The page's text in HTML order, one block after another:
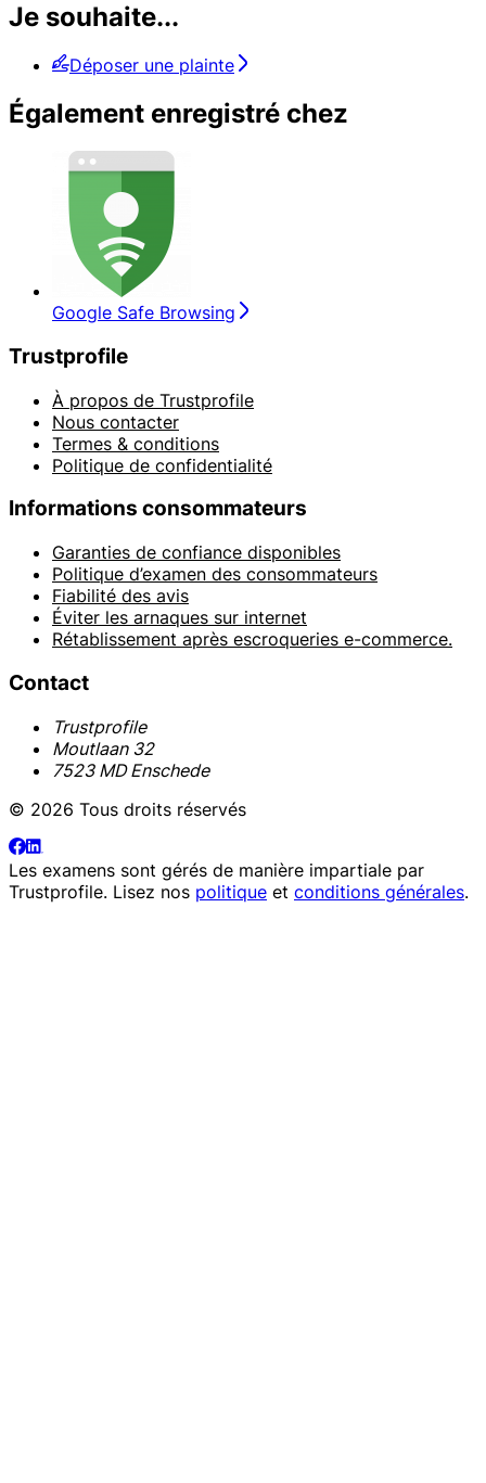
Je souhaite...
Déposer une plainte
Également enregistré chez
Google Safe Browsing
Trustprofile
À propos de Trustprofile
Nous contacter
Termes & conditions
Politique de confidentialité
Informations consommateurs
Garanties de confiance disponibles
Politique d’examen des consommateurs
Fiabilité des avis
Éviter les arnaques sur internet
Rétablissement après escroqueries e-commerce.
Contact
Trustprofile
Moutlaan 32
7523 MD Enschede
© 2026 Tous droits réservés
Les examens sont gérés de manière impartiale par
Trustprofile. Lisez nos politique et conditions générales.